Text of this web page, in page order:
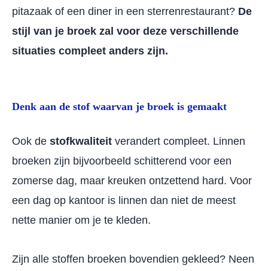
pitazaak of een diner in een sterrenrestaurant? De
stijl van je broek zal voor deze verschillende
situaties compleet anders zijn.
Denk aan de stof waarvan je broek is gemaakt
Ook de stofkwaliteit verandert compleet. Linnen
broeken zijn bijvoorbeeld schitterend voor een
zomerse dag, maar kreuken ontzettend hard. Voor
een dag op kantoor is linnen dan niet de meest
nette manier om je te kleden.
Zijn alle stoffen broeken bovendien gekleed? Neen